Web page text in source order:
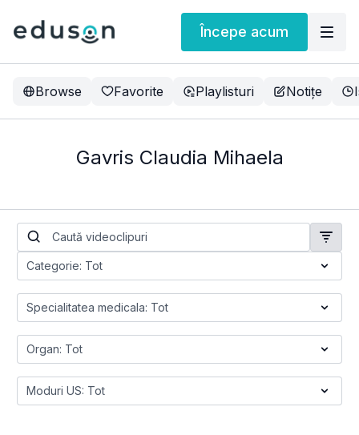
Începe acum
Browse Favorite Playlisturi Notițe
Gavris Claudia Mihaela